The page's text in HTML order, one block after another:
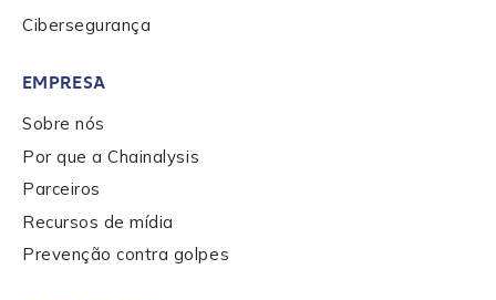
Role Function
*
Role Level
*
Organization Type
Cibersegurança
EMPRESA
Sobre nós
Por que a Chainalysis
Parceiros
Recursos de mídia
Prevenção contra golpes